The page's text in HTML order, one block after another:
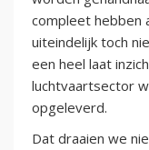
compleet hebben
uiteindelijk toch
een heel laat
luchtvaartsector
opgeleverd.
Dat draaien we